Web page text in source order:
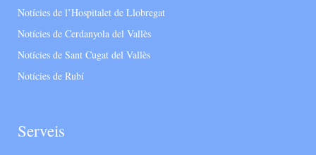
Notícies de l’Hospitalet de Llobregat
Notícies de Cerdanyola del Vallès
Notícies de Sant Cugat del Vallès
Notícies de Rubí
Serveis